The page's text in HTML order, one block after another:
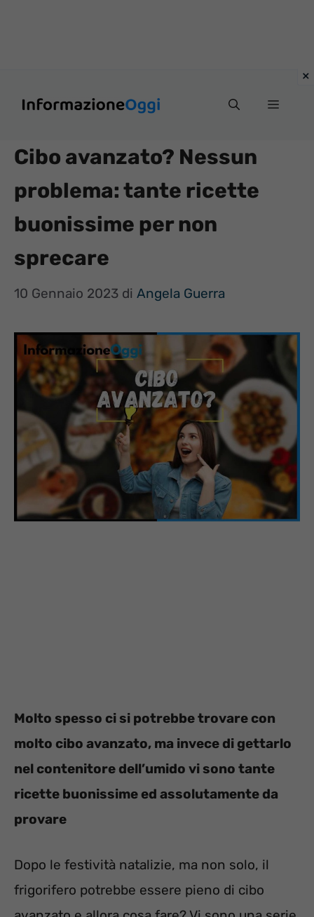
Menu
Cibo avanzato? Nessun
problema: tante ricette
buonissime per non
sprecare
10 Gennaio 2023 di Angela Guerra
Molto spesso ci si potrebbe trovare con
molto cibo avanzato, ma invece di gettarlo
nel contenitore dell’umido vi sono tante
ricette buonissime ed assolutamente da
provare
Dopo le festività natalizie, ma non solo, il
frigorifero potrebbe essere pieno di cibo